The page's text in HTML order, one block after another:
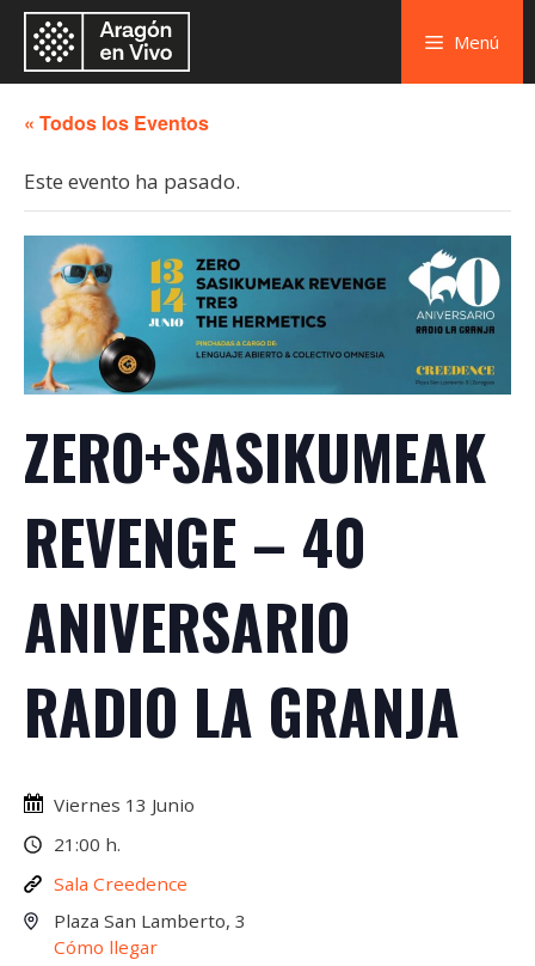
Menú
« Todos los Eventos
Este evento ha pasado.
ZERO+SASIKUMEAK
REVENGE – 40
ANIVERSARIO
RADIO LA GRANJA
Viernes 13 Junio
21:00 h.
Sala Creedence
Plaza San Lamberto, 3
Cómo llegar